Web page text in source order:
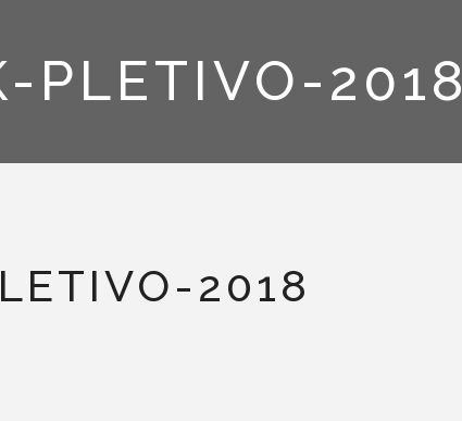
PLETIVO-2018
2018